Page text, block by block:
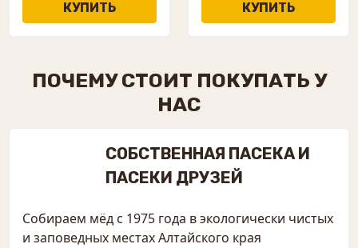
ПОЧЕМУ СТОИТ ПОКУПАТЬ У
НАС
СОБСТВЕННАЯ ПАСЕКА И
ПАСЕКИ ДРУЗЕЙ
Собираем мёд с 1975 года в экологически чистых
и заповедных местах Алтайского края